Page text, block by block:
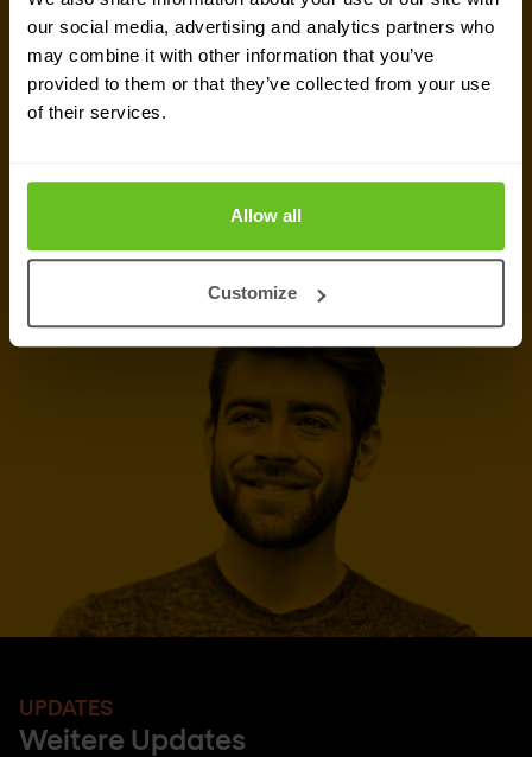
our social media, advertising and analytics partners who
may combine it with other information that you’ve
provided to them or that they’ve collected from your use
of their services.
Allow all
Customize
Unsere Experten und Vertriebsteams stehen Ihnen
gerne zur Verfügung. Hinterlassen Sie Ihre
Kontaktdaten und wir werden uns in Kürze bei
Experten kontaktieren
Jetzt anrufen
UPDATES
Weitere Updates